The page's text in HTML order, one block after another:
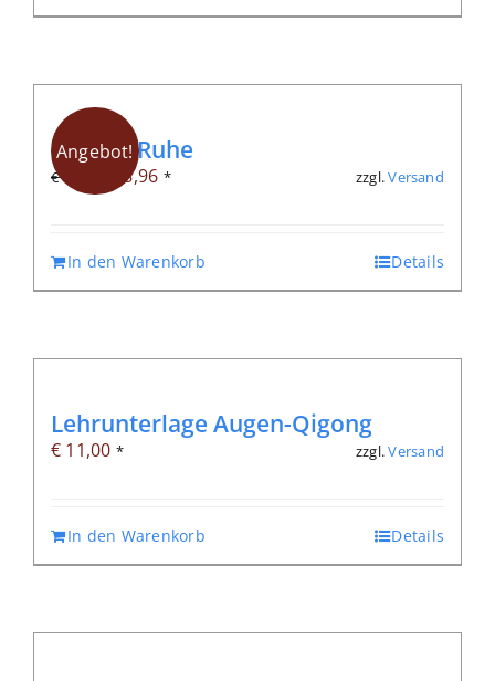
Angebot!
Endlich Ruhe
€12,80
Ursprünglicher
€ 12,80
8,96Aktueller
€ 8,96.
* zzgl.Versand
In den Warenkorb Details
Lehrunterlage Augen-Qigong
€ 11,00 * zzgl.Versand
In den Warenkorb Details